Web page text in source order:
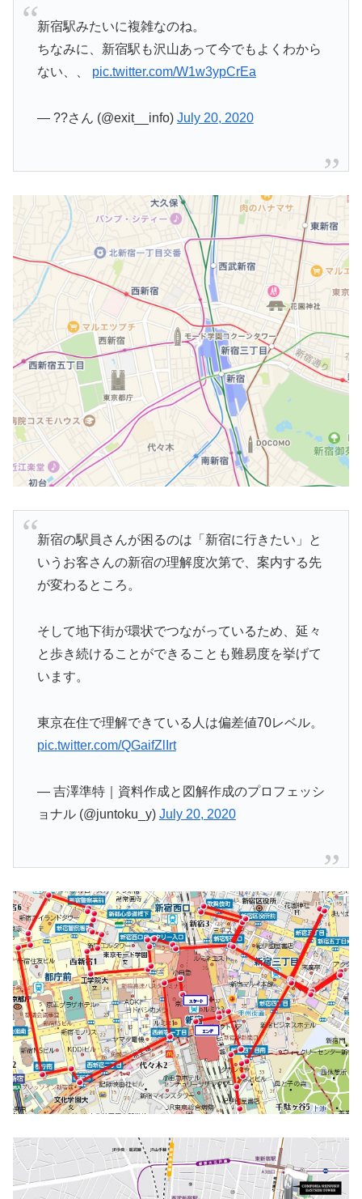
新宿駅みたいに複雑なのね。
ちなみに、新宿駅も沢山あって今でもよくわから
ない、、 pic.twitter.com/W1w3ypCrEa
— ??さん (@exit__info) July 20, 2020
新宿の駅員さんが困るのは「新宿に行きたい」と
いうお客さんの新宿の理解度次第で、案内する先
が変わるところ。
そして地下街が環状でつながっているため、延々
と歩き続けることができることも難易度を挙げて
います。
東京在住で理解できている人は偏差値70レベル。
pic.twitter.com/QGaifZlIrt
— 吉澤準特｜資料作成と図解作成のプロフェッシ
ョナル (@juntoku_y) July 20, 2020